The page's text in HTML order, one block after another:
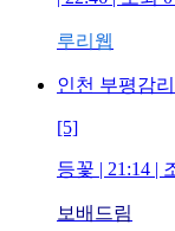
루리웹
인천 부평감
[5]
등꽃 | 21:14 |
보배드림